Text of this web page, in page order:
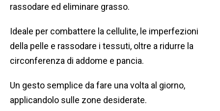
rassodare ed eliminare grasso.
Ideale per combattere la cellulite, le imperfezioni
della pelle e rassodare i tessuti, oltre a ridurre la
circonferenza di addome e pancia.
Un gesto semplice da fare una volta al giorno,
applicandolo sulle zone desiderate.